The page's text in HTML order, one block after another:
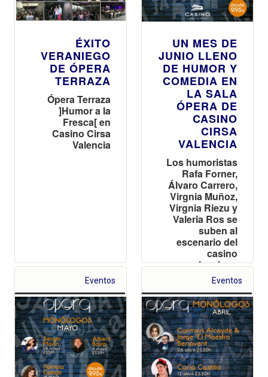
ÉXITO
VERANIEGO
DE ÓPERA
TERRAZA
Ópera Terraza
]Humor a la
Fresca[ en
Casino Cirsa
Valencia
UN MES DE
JUNIO LLENO
DE HUMOR Y
COMEDIA EN
LA SALA
ÓPERA DE
CASINO
CIRSA
VALENCIA
Los humoristas
Rafa Forner,
Álvaro Carrero,
Virgnia Muñoz,
Virgnia Riezu y
Valeria Ros se
suben al
escenario del
casino
valenciano
Eventos Eventos